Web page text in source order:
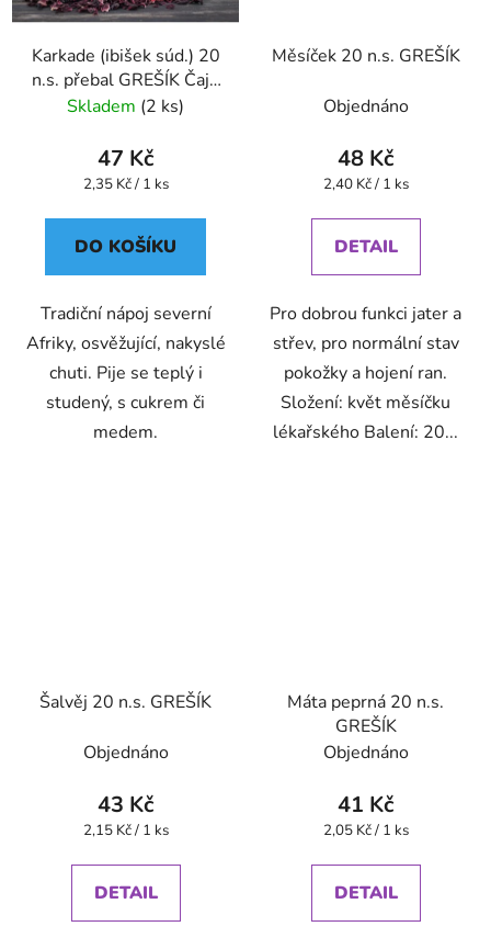
Karkade (ibišek súd.) 20
n.s. přebal GREŠÍK Čaje
4 světadílů
Skladem (2 ks)
47 Kč
Měrná
2,35 Kč / 1 ks
DO KOŠÍKU
Tradiční nápoj severní
Afriky, osvěžující, nakyslé
chuti. Pije se teplý i
studený, s cukrem či
medem.
Měsíček 20 n.s. GREŠÍK
Objednáno
48 Kč
Měrná
2,40 Kč / 1 ks
DETAIL
Pro dobrou funkci jater a
střev, pro normální stav
pokožky a hojení ran.
Složení: květ měsíčku
lékařského Balení: 20...
Šalvěj 20 n.s. GREŠÍK
Objednáno
43 Kč
Měrná
2,15 Kč / 1 ks
DETAIL
Máta peprná 20 n.s.
GREŠÍK
Objednáno
41 Kč
Měrná
2,05 Kč / 1 ks
DETAIL